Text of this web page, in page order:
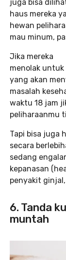
juga bisa
haus mereka
hewan
mau minum,
Jika mereka
menolak
yang akan
masalah
waktu 18 jam
peliharaanmu
Tapi bisa juga
secara
sedang
kepanasan
penyakit
6. Tanda
muntah